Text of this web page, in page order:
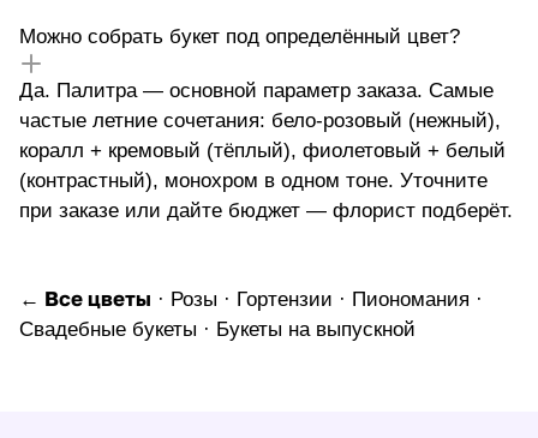
Можно собрать букет под определённый цвет?
Да. Палитра — основной параметр заказа. Самые
частые летние сочетания: бело-розовый (нежный),
коралл + кремовый (тёплый), фиолетовый + белый
(контрастный), монохром в одном тоне. Уточните
при заказе или дайте бюджет — флорист подберёт.
← Все цветы · Розы · Гортензии · Пиономания ·
Свадебные букеты · Букеты на выпускной